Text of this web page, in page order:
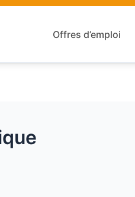
Offres d’emploi